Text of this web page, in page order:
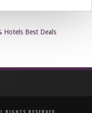
Hotels Best Deals